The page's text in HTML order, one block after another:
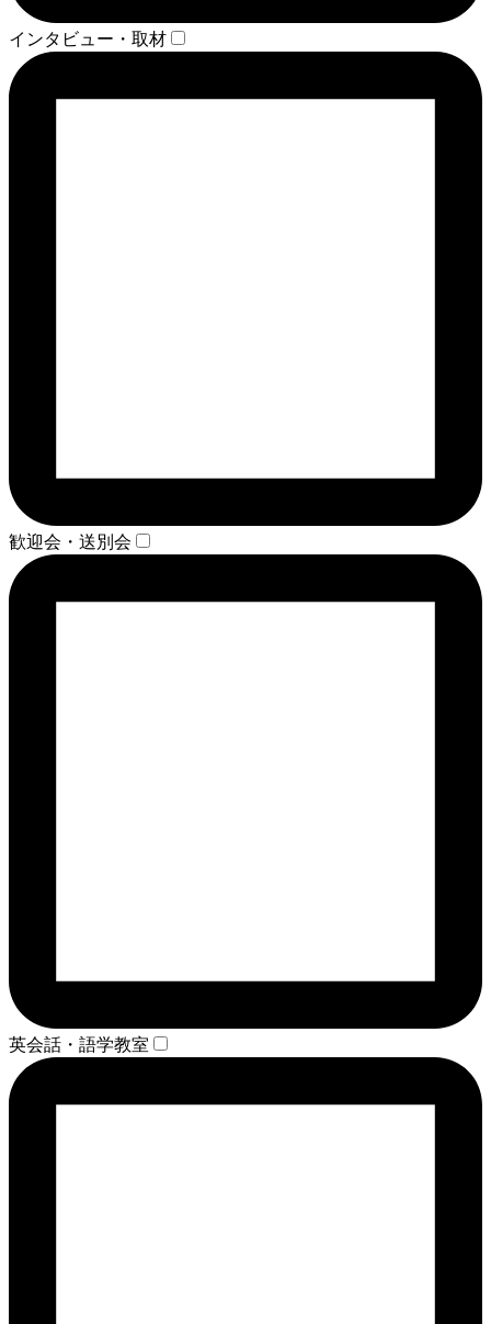
インタビュー・取材
歓迎会・送別会
英会話・語学教室